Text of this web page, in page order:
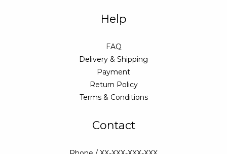
Help
FAQ
Delivery & Shipping
Payment
Return Policy
Terms & Conditions
Contact